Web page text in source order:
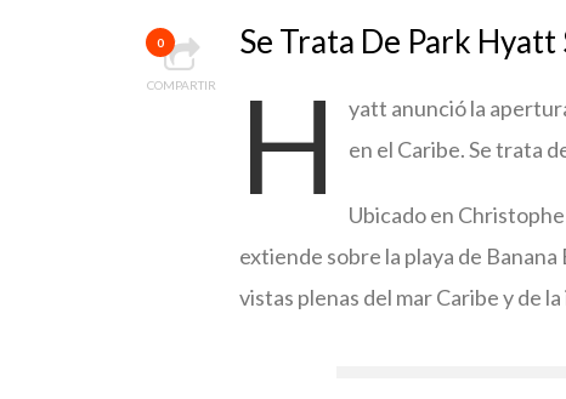
0
COMPARTIR
Se Trata De Park
H
yatt anunció la
en el Caribe. Se trata
Ubicado en
extiende sobre la playa de
vistas plenas del mar Caribe y de